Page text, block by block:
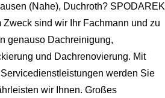
(Nahe), Duchroth? SPODAREK
sind wir Ihr Fachmann und zu
genauso Dachreinigung,
und Dachrenovierung. Mit
werden Sie
wir Ihnen. Großes